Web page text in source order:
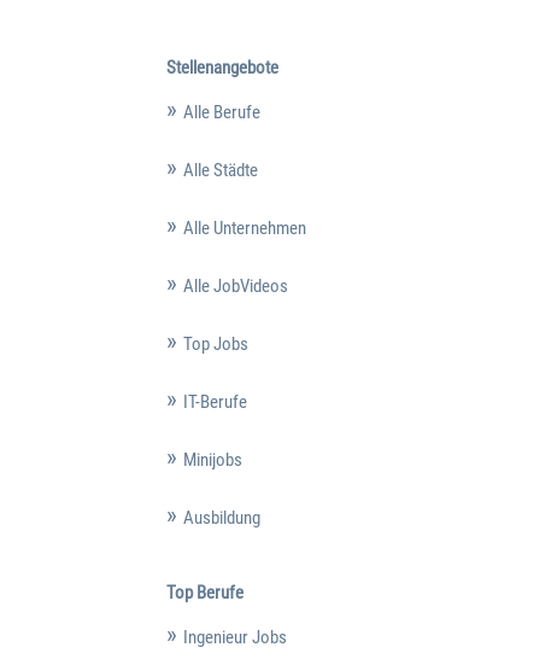
Stellenangebote
Alle Berufe
Alle Städte
Alle Unternehmen
Alle JobVideos
Top Jobs
IT-Berufe
Minijobs
Ausbildung
Top Berufe
Ingenieur Jobs